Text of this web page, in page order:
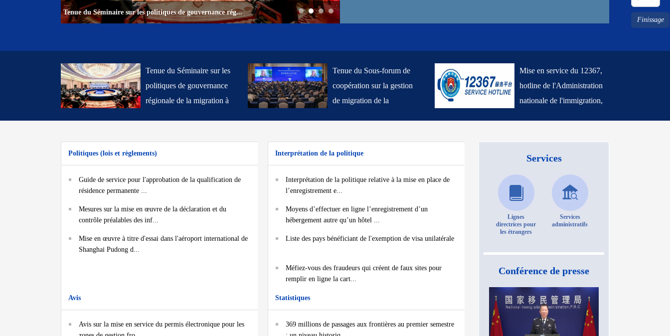
Tenue du Séminaire sur les politiques de gouvernance rég...
Tenue du Séminaire sur les
politiques de gouvernance
régionale de la migration à
Tenue du Sous-forum de
coopération sur la gestion
de migration de la
(Lianyungang)
Mise en service du 12367,
hotline de l'Administration
nationale de l'immigration,
Politiques (lois et règlements)
Guide de service pour l'approbation de la qualification de
résidence permanente ...
Mesures sur la mise en œuvre de la déclaration et du
contrôle préalables des inf...
Mise en œuvre à titre d'essai dans l'aéroport international de
Shanghai Pudong d...
Avis
Avis sur la mise en service du permis électronique pour les
Interprétation de la politique
Interprétation de la politique relative à la mise en place de
l’enregistrement e...
Moyens d’effectuer en ligne l’enregistrement d’un
hébergement autre qu’un hôtel ...
Liste des pays bénéficiant de l'exemption de visa unilatérale
Méfiez-vous des fraudeurs qui créent de faux sites pour
remplir en ligne la cart...
Statistiques
369 millions de passages aux frontières au premier semestre
Services
Lignes
directrices pour
les étrangers
Services
administratifs
Conférence de presse
Finissage